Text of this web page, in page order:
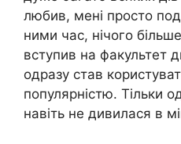
любив, мені просто
ними час, нічого
вступив на факультет
одразу став
популярністю. Тільки
навіть не дивилася в